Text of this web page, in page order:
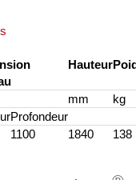
Hauteur
mm
kg
Profondeur
1100 1840 138